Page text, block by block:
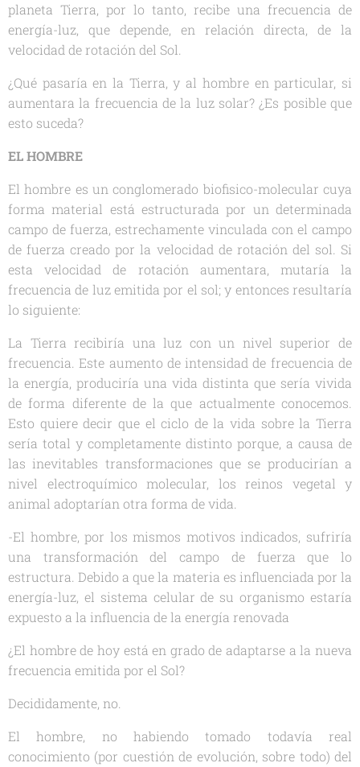
planeta Tierra, por lo tanto, recibe una frecuencia de
energía-luz, que depende, en relación directa, de la
velocidad de rotación del Sol.
¿Qué pasaría en la Tierra, y al hombre en particular, si
aumentara la frecuencia de la luz solar? ¿Es posible que
esto suceda?
EL HOMBRE
El hombre es un conglomerado biofisico-molecular cuya
forma material está estructurada por un determinada
campo de fuerza, estrechamente vinculada con el campo
de fuerza creado por la velocidad de rotación del sol. Si
esta velocidad de rotación aumentara, mutaría la
frecuencia de luz emitida por el sol; y entonces resultaría
lo siguiente:
La Tierra recibiría una luz con un nivel superior de
frecuencia. Este aumento de intensidad de frecuencia de
la energía, produciría una vida distinta que sería vivida
de forma diferente de la que actualmente conocemos.
Esto quiere decir que el ciclo de la vida sobre la Tierra
sería total y completamente distinto porque, a causa de
las inevitables transformaciones que se producirían a
nivel electroquímico molecular, los reinos vegetal y
animal adoptarían otra forma de vida.
-El hombre, por los mismos motivos indicados, sufriría
una transformación del campo de fuerza que lo
estructura. Debido a que la materia es influenciada por la
energía-luz, el sistema celular de su organismo estaría
expuesto a la influencia de la energía renovada
¿El hombre de hoy está en grado de adaptarse a la nueva
frecuencia emitida por el Sol?
Decididamente, no.
El hombre, no habiendo tomado todavía real
conocimiento (por cuestión de evolución, sobre todo) del